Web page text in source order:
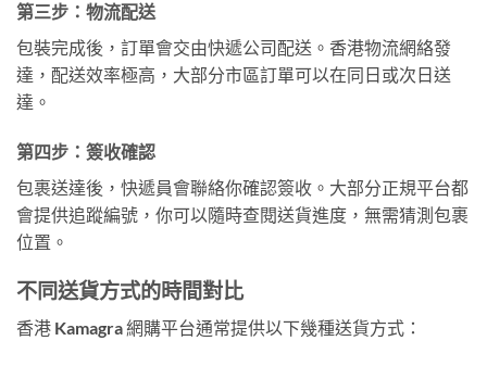
第三步：物流配送
包裝完成後，訂單會交由快遞公司配送。香港物流網絡發
達，配送效率極高，大部分市區訂單可以在同日或次日送
達。
第四步：簽收確認
包裹送達後，快遞員會聯絡你確認簽收。大部分正規平台都
會提供追蹤編號，你可以隨時查閱送貨進度，無需猜測包裹
位置。
不同送貨方式的時間對比
香港 Kamagra 網購平台通常提供以下幾種送貨方式：